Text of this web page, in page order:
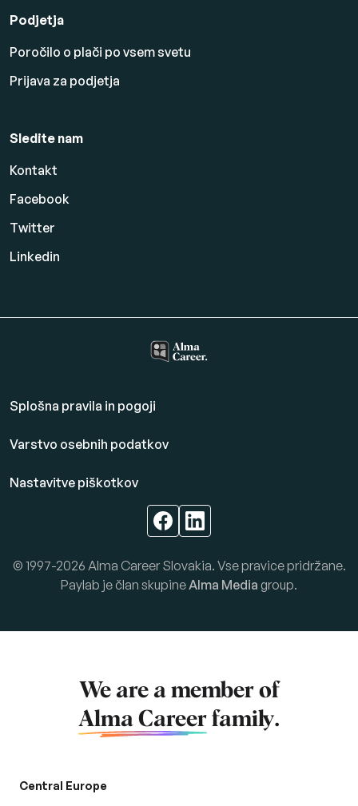
Podjetja
Poročilo o plači po vsem svetu
Prijava za podjetja
Sledite nam
Kontakt
Facebook
Twitter
Linkedin
Splošna pravila in pogoji
Varstvo osebnih podatkov
Nastavitve piškotkov
© 1997-2026 Alma Career Slovakia. Vse pravice pridržane.
Paylab je član skupineAlma Media group.
We are a member of
Alma Career family.
Central Europe